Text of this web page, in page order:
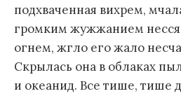
подхваченная вихрем,
громким жужжанием несся
огнем, жгло его жало
Скрылась она в облаках
и океанид. Все тише, тише